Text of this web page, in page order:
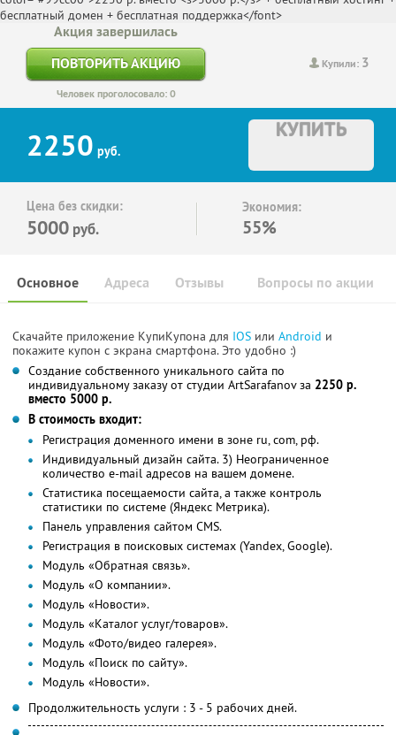
Купили: 3
Акция завершилась
ПОВТОРИТЬ АКЦИЮ
Человек проголосовало: 0
2250 руб.
КУПИТЬ
Цена без скидки:
5000 руб.
Экономия:
55%
Основное Отзывы Вопросы по акции
Адреса
Скачайте приложение КупиКупона для IOS или Android и
покажите купон с экрана смартфона. Это удобно :)
Создание собственного уникального сайта по
индивидуальному заказу от студии ArtSarafanov за 2250 р.
вместо 5000 р.
В стоимость входит:
Регистрация доменного имени в зоне ru, com, рф.
Индивидуальный дизайн сайта. 3) Неограниченное
количество е-mail адресов на вашем домене.
Статистика посещаемости сайта, а также контроль
статистики по системе (Яндекс Метрика).
Панель управления сайтом CMS.
Регистрация в поисковых системах (Yandex, Google).
Модуль «Обратная связь».
Модуль «О компании».
Модуль «Новости».
Модуль «Каталог услуг/товаров».
Модуль «Фото/видео галерея».
Модуль «Поиск по сайту».
Модуль «Новости».
Продолжительность услуги : 3 - 5 рабочих дней.